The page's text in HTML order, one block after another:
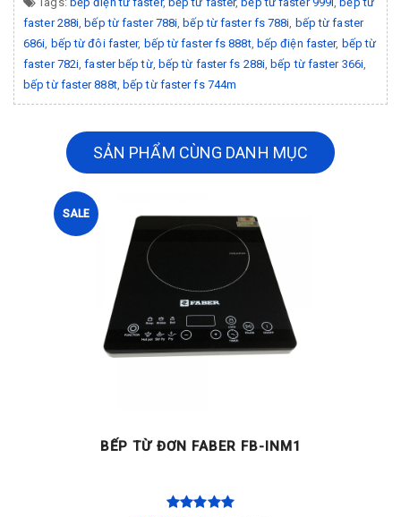
faster 288i, bếp từ faster 788i, bếp từ faster fs 788i, bếp từ faster
686i, bếp từ đôi faster, bếp từ faster fs 888t, bếp điện faster, bếp từ
faster 782i,faster bếp từ, bếp từ faster fs 288i, bếp từ faster 366i,
bếp từ faster 888t, bếp từ faster fs 744m
SẢN PHẨM CÙNG DANH MỤC
SALE
BẾP TỪ ĐƠN FABER FB-INM1